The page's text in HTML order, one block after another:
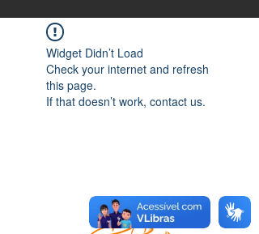
Widget Didn’t Load
Check your internet and refresh
this page.
If that doesn’t work, contact us.